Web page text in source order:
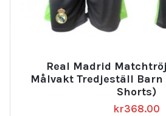
Real Madrid
Målvakt Tredjeställ
Shorts)
kr368.00